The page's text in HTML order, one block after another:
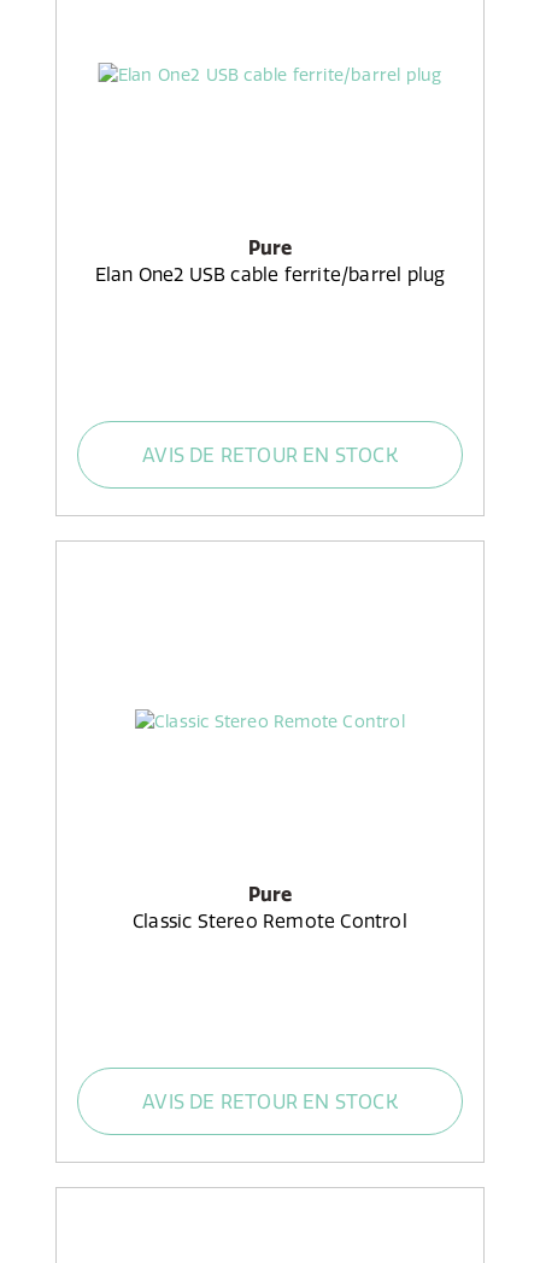
Pure
Elan One2 USB cable ferrite/barrel plug
AVIS DE RETOUR EN STOCK
Pure
Classic Stereo Remote Control
AVIS DE RETOUR EN STOCK